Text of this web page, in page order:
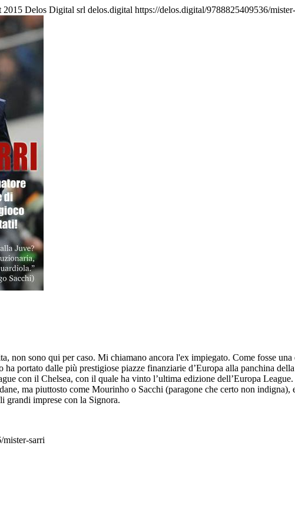
2015 Delos Digital srl delos.digital https://delos.digital/9788825409536/
non sono qui per caso. Mi chiamano ancora l'ex impiegato. Come fosse
portato dalle più prestigiose piazze finanziarie d’Europa alla panchina
con il Chelsea, con il quale ha vinto l’ultima edizione dell’Europa
ma piuttosto come Mourinho o Sacchi (paragone che certo non
grandi imprese con la Signora.
sarri